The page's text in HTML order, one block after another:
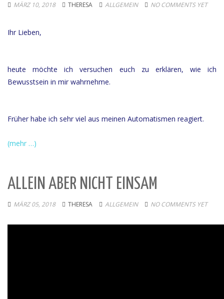
MÄRZ 10, 2018 THERESA ALLGEMEIN NO COMMENTS YET
Ihr Lieben,
heute möchte ich versuchen euch zu erklären, wie ich
Bewusstsein in mir wahrnehme.
Früher habe ich sehr viel aus meinen Automatismen reagiert.
(mehr …)
ALLEIN ABER NICHT EINSAM
MÄRZ 05, 2018 THERESA ALLGEMEIN NO COMMENTS YET